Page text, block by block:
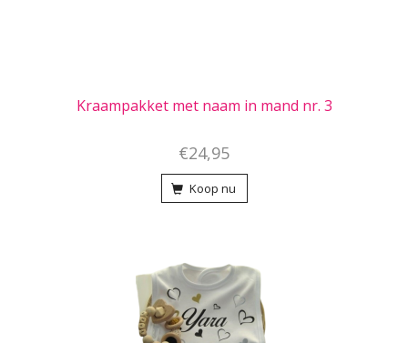
Kraampakket met naam in mand nr. 3
€24,95
Koop nu